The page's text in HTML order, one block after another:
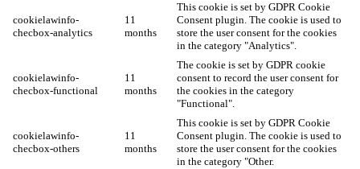
cookielawinfo-
checbox-analytics
11
months
This cookie is set by GDPR Cookie
Consent plugin. The cookie is used to
store the user consent for the cookies
in the category "Analytics".
cookielawinfo-
checbox-functional
11
months
The cookie is set by GDPR cookie
consent to record the user consent for
the cookies in the category
"Functional".
cookielawinfo-
checbox-others
11
months
This cookie is set by GDPR Cookie
Consent plugin. The cookie is used to
store the user consent for the cookies
in the category "Other.